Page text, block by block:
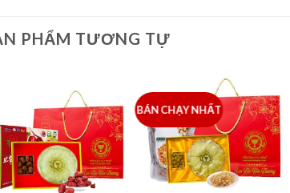
PHẨM TƯƠNG TỰ
BÁN CHẠY NHẤT